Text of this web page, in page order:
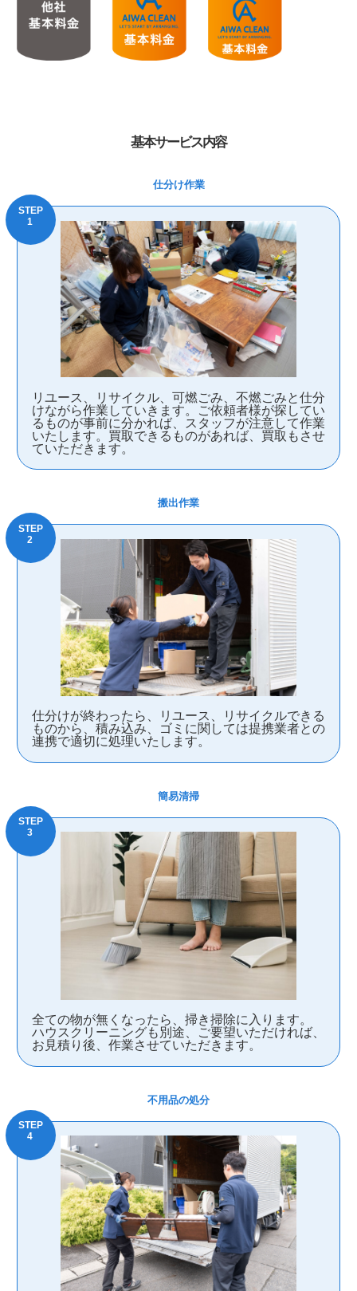
基本サービス内容
仕分け作業
リユース、リサイクル、可燃ごみ、不燃ごみと仕分
けながら作業していきます。ご依頼者様が探してい
るものが事前に分かれば、スタッフが注意して作業
いたします。買取できるものがあれば、買取もさせ
ていただきます。
搬出作業
仕分けが終わったら、リユース、リサイクルできる
ものから、積み込み、ゴミに関しては提携業者との
連携で適切に処理いたします。
簡易清掃
全ての物が無くなったら、掃き掃除に入ります。
ハウスクリーニングも別途、ご要望いただければ、
お見積り後、作業させていただきます。
不用品の処分